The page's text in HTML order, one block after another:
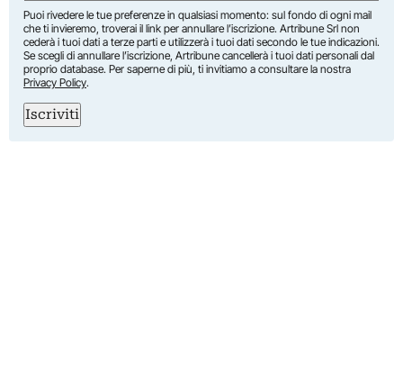
Puoi rivedere le tue preferenze in qualsiasi momento: sul fondo di ogni mail
che ti invieremo, troverai il link per annullare l’iscrizione. Artribune Srl non
cederà i tuoi dati a terze parti e utilizzerà i tuoi dati secondo le tue indicazioni.
Se scegli di annullare l’iscrizione, Artribune cancellerà i tuoi dati personali dal
proprio database. Per saperne di più, ti invitiamo a consultare la nostra
Privacy Policy.
Iscriviti